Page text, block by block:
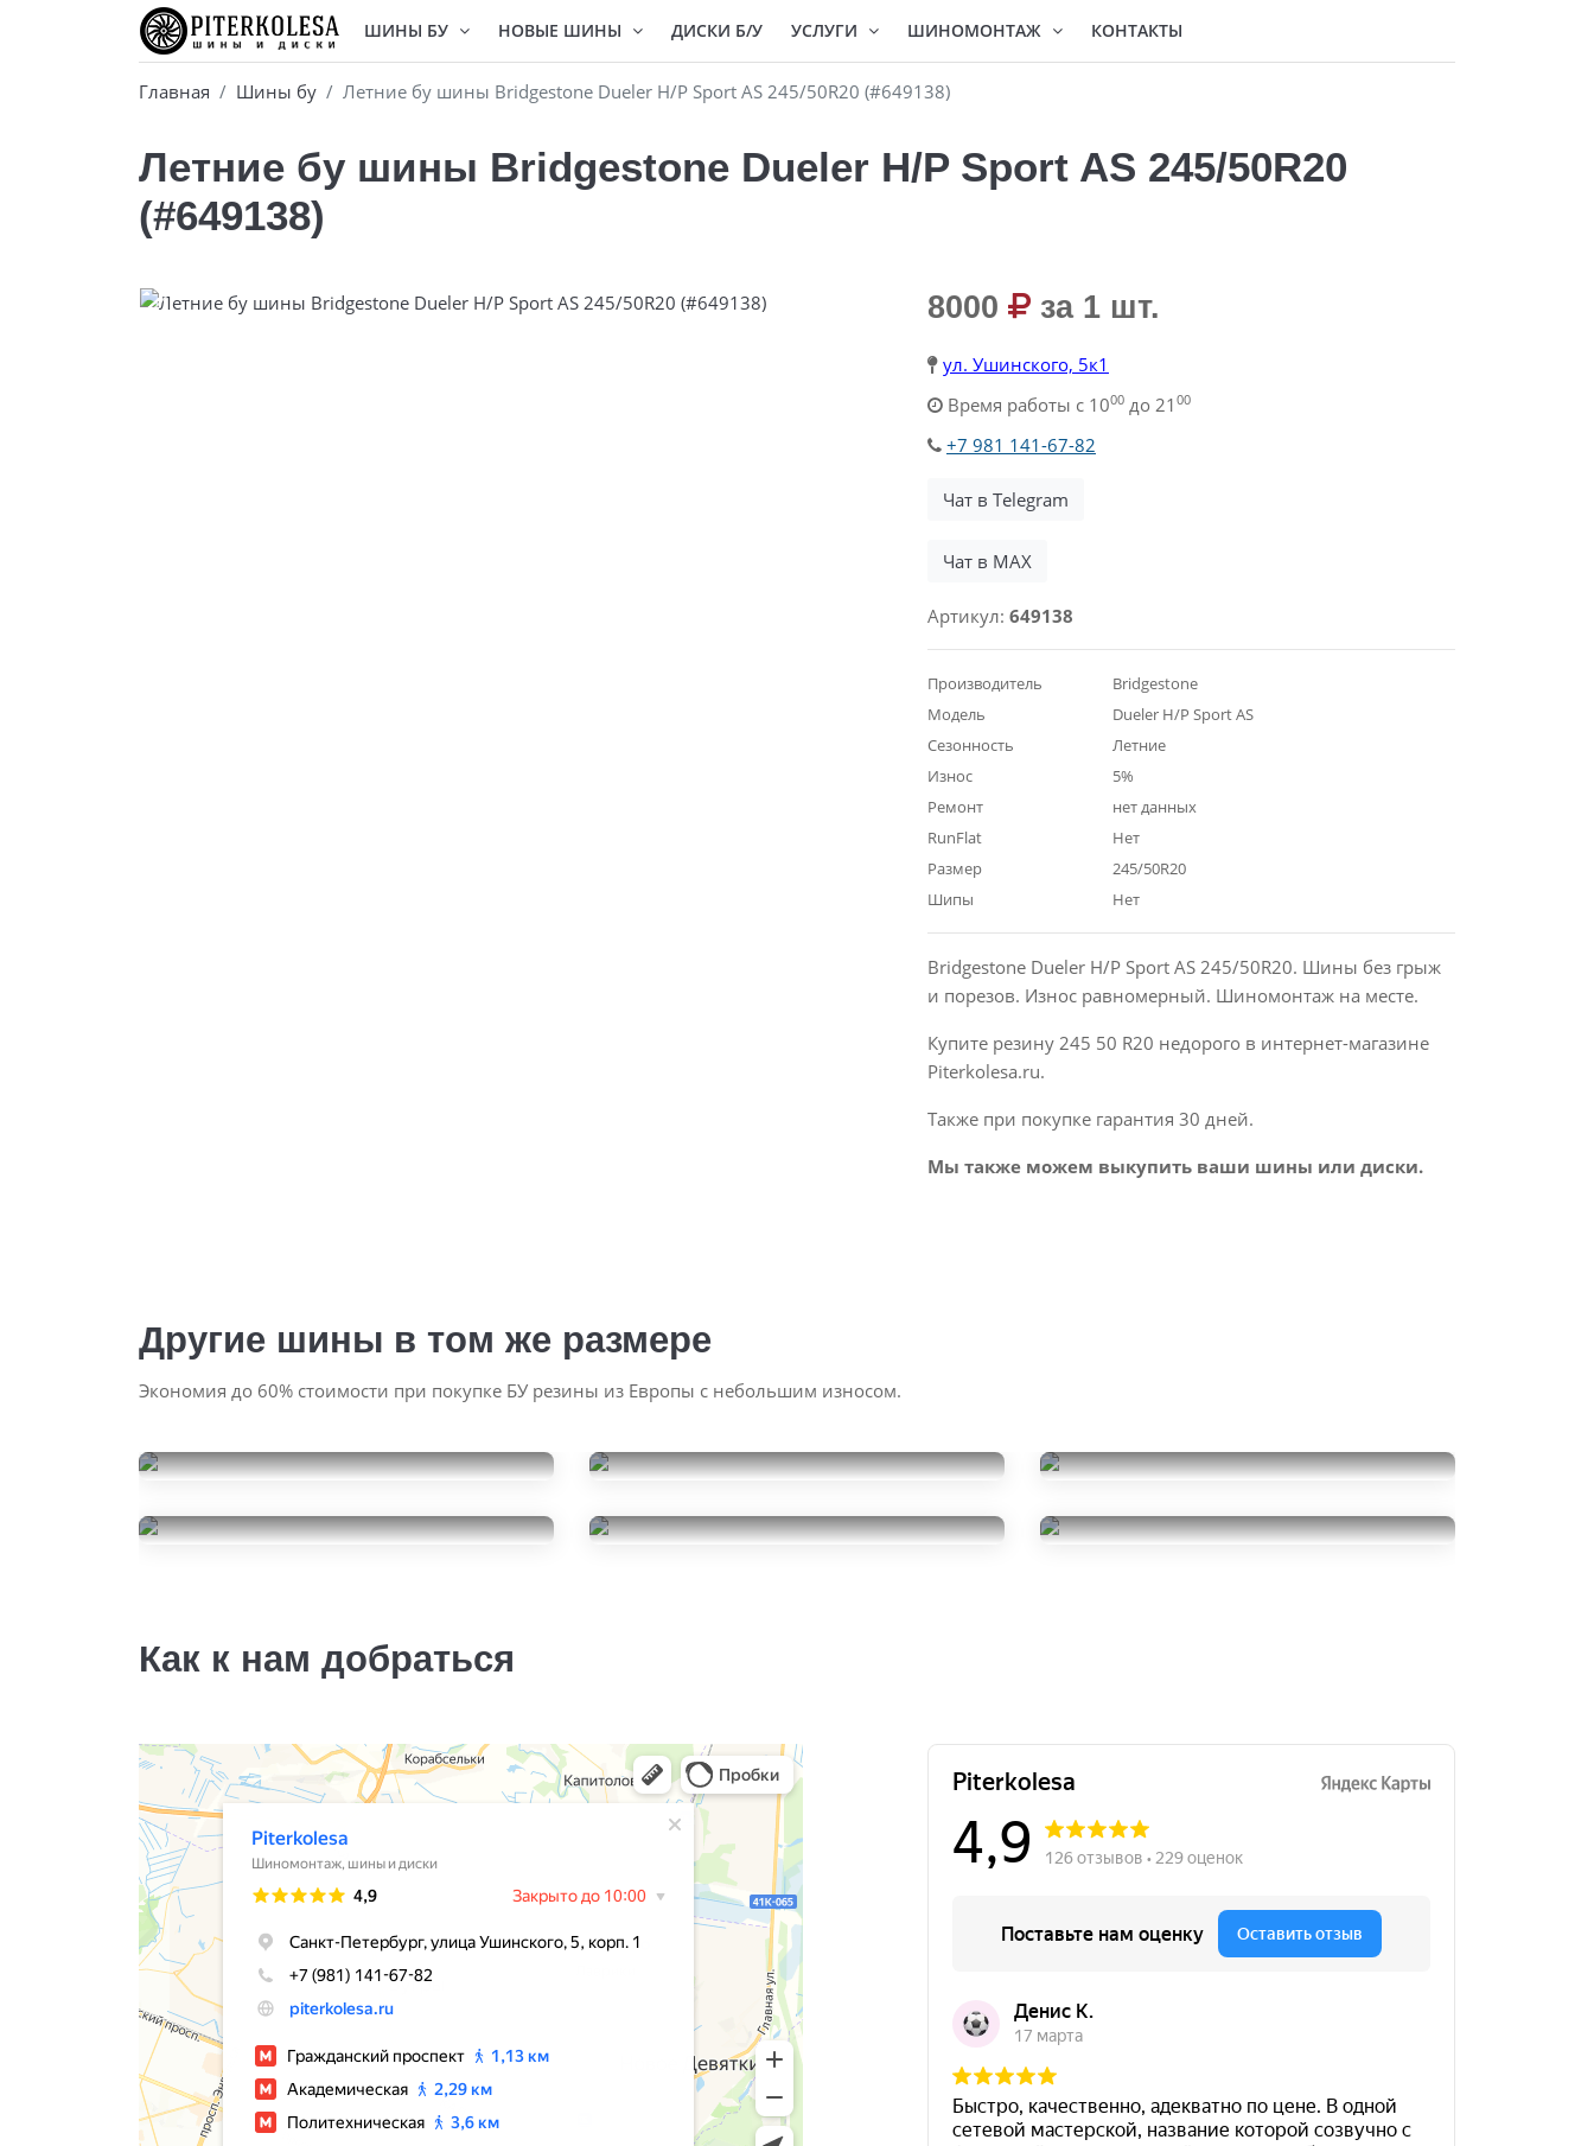
ШИНЫ БУ НОВЫЕ ШИНЫ ДИСКИ Б/У УСЛУГИ ШИНОМОНТАЖ КОНТАКТЫ
Главная Шины бу Летние бу шины Bridgestone Dueler H/P Sport AS 245/50R20 (#649138)
Летние бу шины Bridgestone Dueler H/P Sport AS 245/50R20
(#649138)
8000 за 1 шт.
ул. Ушинского, 5к1
Время работы с 1000до 21 00
+7 981 141-67-82
Чат в Telegram
Чат в MAX
Артикул: 649138
Производитель
Bridgestone
Модель
Dueler H/P Sport AS
Сезонность
Летние
Износ
5%
Ремонт
нет данных
RunFlat
Нет
Размер
245/50R20
Шипы
Нет
Bridgestone Dueler H/P Sport AS 245/50R20. Шины без грыж
и порезов. Износ равномерный. Шиномонтаж на месте.
Купите резину 245 50 R20 недорого в интернет-магазине
Piterkolesa.ru.
Также при покупке гарантия 30 дней.
Мы также можем выкупить ваши шины или диски.
Другие шины в том же размере
Экономия до 60% стоимости при покупке БУ резины из Европы с небольшим износом.
Sport AS
Sport AS
245/50R20
17500
за 2 шт.
Как к нам добраться